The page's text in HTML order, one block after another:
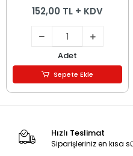
152,00 TL + KDV
Adet
Sepete Ekle
Hızlı Teslimat
Siparişleriniz en kısa